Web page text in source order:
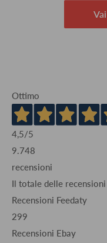
Ottimo
4,5/5
9.748
recensioni
Il totale delle
Recensioni Feedaty
299
Recensioni Ebay